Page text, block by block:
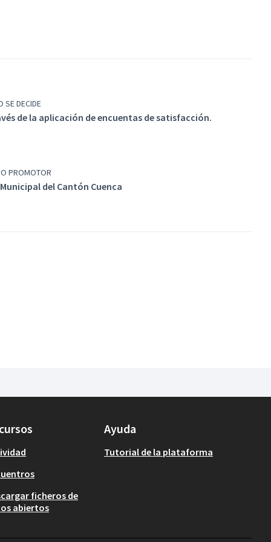
SE DECIDE
de la aplicación de encuentas de satisfacción.
PROMOTOR
Municipal del Cantón Cuenca
ficheros de
abiertos
Ayuda
Tutorial de la plataforma